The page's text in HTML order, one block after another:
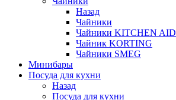
Назад
Чайники
Чайники KITCHEN AID
Чайник KORTING
Чайники SMEG
Минибары
Посуда для кухни
Назад
Посуда для кухни